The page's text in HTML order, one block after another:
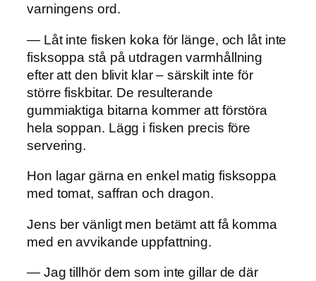
varningens ord.
— Låt inte fisken koka för länge, och låt inte
fisksoppa stå på utdragen varmhållning
efter att den blivit klar – särskilt inte för
större fiskbitar. De resulterande
gummiaktiga bitarna kommer att förstöra
hela soppan. Lägg i fisken precis före
servering.
Hon lagar gärna en enkel matig fisksoppa
med tomat, saffran och dragon.
Jens ber vänligt men betämt att få komma
med en avvikande uppfattning.
— Jag tillhör dem som inte gillar de där